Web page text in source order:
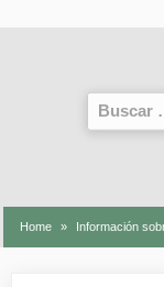
Buscar:
Home Información